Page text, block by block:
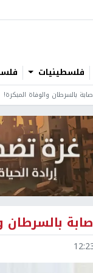
فلسطينيات
بالسرطان والوفاة المبكرة!
بالسرطان